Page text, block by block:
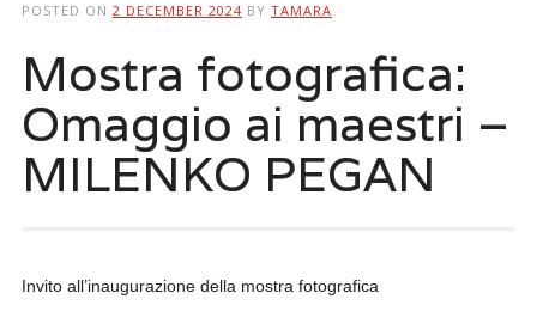
POSTED ON 2 DECEMBER 2024 BY TAMARA
Mostra fotografica:
Omaggio ai maestri –
MILENKO PEGAN
Invito all’inaugurazione della mostra fotografica